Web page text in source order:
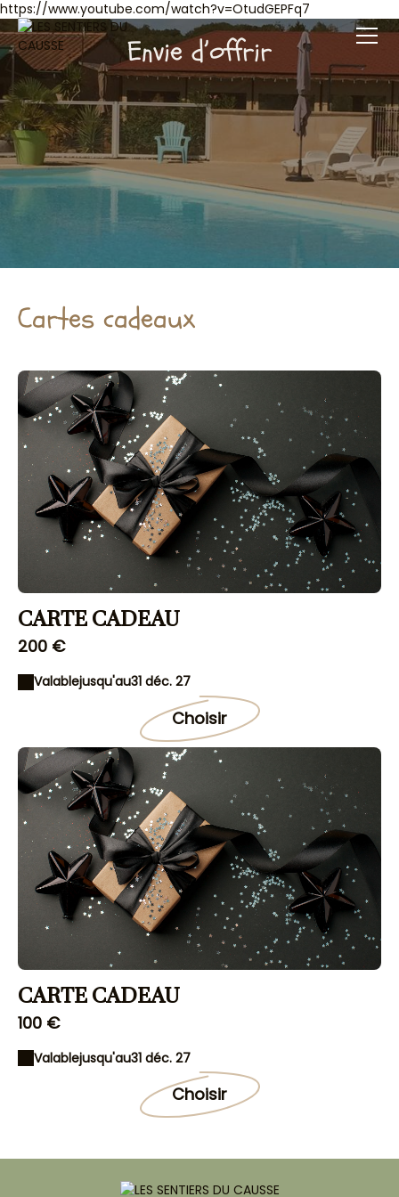
https://www.youtube.com/watch?v=OtudGEPFq7
Envie d’offrir
Cartes cadeaux
CARTE CADEAU
200 €
Valablejusqu'au31 déc. 27
Choisir
CARTE CADEAU
100 €
Valablejusqu'au31 déc. 27
Choisir